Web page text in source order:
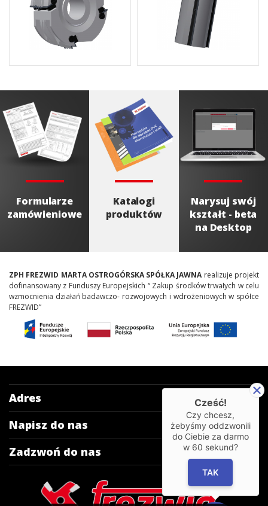
Formularze
zamówieniowe
Katalogi
produktów
Narysuj swój
kształt - beta
na Desktop
ZPH FREZWID MARTA OSTROGÓRSKA SPÓŁKA JAWNArealizuje projekt
dofinansowany z Funduszy Europejskich “ Zakup środków trwałych w celu
wzmocnienia działań badawczo- rozwojowych i wdrożeniowych w spółce
FREZWID”
Adres
Napisz do nas
Zadzwoń do nas
Cześć!
Czy chcesz,
żebyśmy oddzwonili
do Ciebie za darmo
w 60 sekund?
TAK